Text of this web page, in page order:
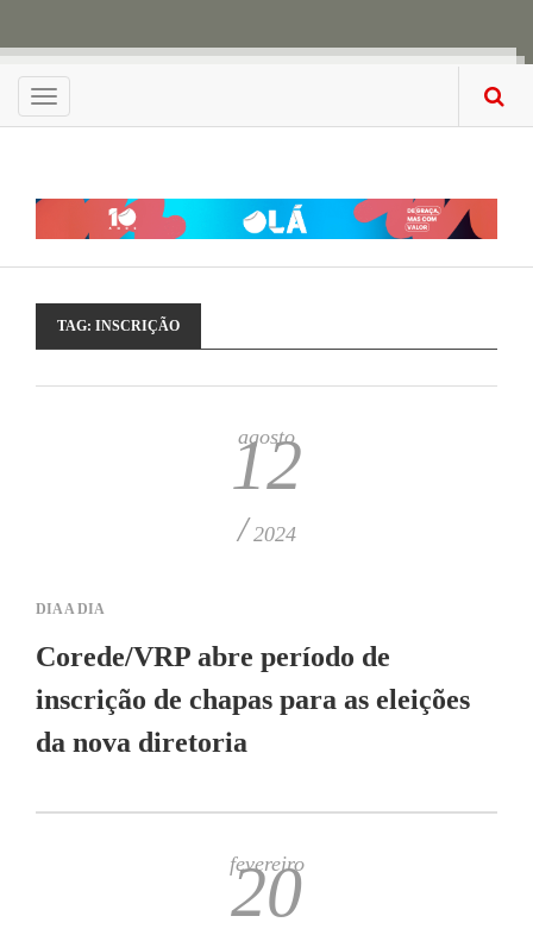
Menu
TAG: INSCRIÇÃO
agosto
12
/ 2024
DIA A DIA
Corede/VRP abre período de
inscrição de chapas para as eleições
da nova diretoria
fevereiro
20